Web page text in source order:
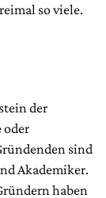
so viele.
der
oder
sind
Akademiker.
haben